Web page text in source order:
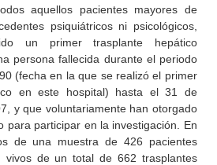
aquellos pacientes mayores de
psiquiátricos ni psicológicos,
un primer trasplante hepático
persona fallecida durante el periodo
(fecha en la que se realizó el primer
en este hospital) hasta el 31 de
y que voluntariamente han otorgado
para participar en la investigación. En
de una muestra de 426 pacientes
vivos de un total de 662 trasplantes